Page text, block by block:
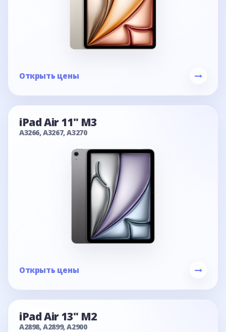
Открыть цены
iPad Air 11" M3
A3266, A3267, A3270
Открыть цены
iPad Air 13" M2
A2898, A2899, A2900